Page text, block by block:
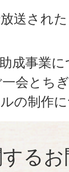
送され
成事業
会とち
の制作
る